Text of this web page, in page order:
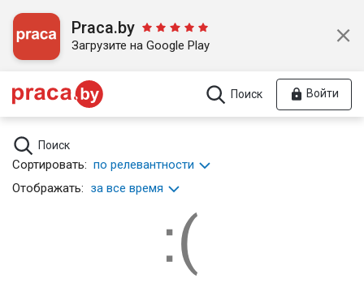
Praca.by
Загрузите на Google Play
Поиск Войти
Поиск
Сортировать: по релевантности
Отображать: за все время